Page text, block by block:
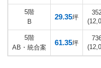
5階
B
29.35坪
5階
AB・統合案
61.35坪